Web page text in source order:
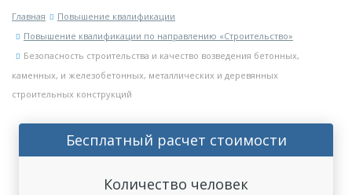
Главная
Повышение квалификации
Повышение квалификации по направлению «Строительство»
Безопасность строительства и качество возведения бетонных,
каменных, и железобетонных, металлических и деревянных
строительных конструкций
Бесплатный расчет стоимости
Количество человек